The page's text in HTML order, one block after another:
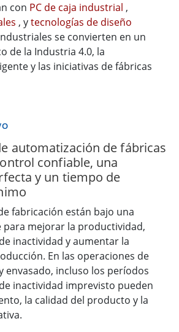
con PC de caja industrial ,
, ytecnologías de diseño
se convierten en un
de la Industria 4.0, la
y las iniciativas de fábricas
automatización de fábricas
confiable, una
y un tiempo de
fabricación están bajo una
mejorar la productividad,
inactividad y aumentar la
En las operaciones de
envasado, incluso los períodos
inactividad imprevisto pueden
la calidad del producto y la